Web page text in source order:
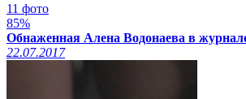
11 фото
85%
Обнаженная Алена Водонаева в
22.07.2017